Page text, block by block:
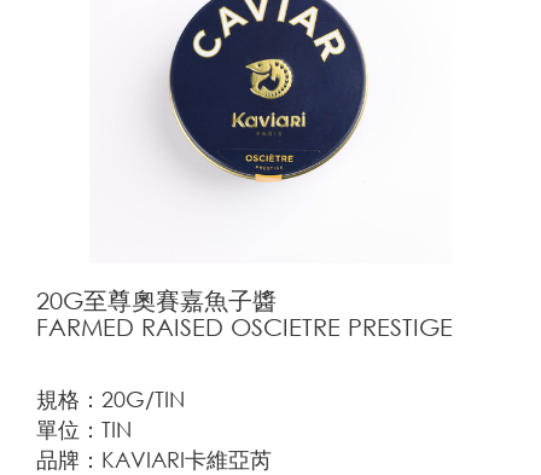
20G至尊奧賽嘉魚子醬
FARMED RAISED OSCIETRE PRESTIGE
規格：20G/TIN
單位：TIN
品牌：KAVIARI卡維亞芮